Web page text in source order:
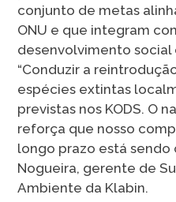
conjunto de metas
ONU e que integram
desenvolvimento social
“Conduzir a
espécies extintas
previstas nos KODS. O
reforça que nosso
longo prazo está sendo
Nogueira, gerente de
Ambiente da Klabin.